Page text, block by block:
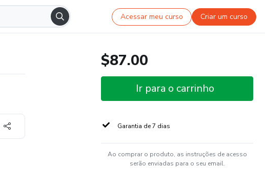
Acessar meu curso Criar um curso
$87.00
Ir para o carrinho
Garantia de 7 dias
Ao comprar o produto, as instruções de acesso
serão enviadas para o seu email.